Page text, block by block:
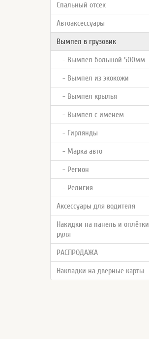
Спальный отсек
Автоаксессуары
Вымпел в грузовик
- Вымпел большой 500мм
- Вымпел из экокожи
- Вымпел крылья
- Вымпел с именем
- Гирлянды
- Марка авто
- Регион
- Религия
Аксессуары для водителя
Накидки на панель и оплётки
руля
РАСПРОДАЖА
Накладки на дверные карты